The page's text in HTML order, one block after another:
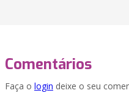
Comentários
Faça o login deixe o seu